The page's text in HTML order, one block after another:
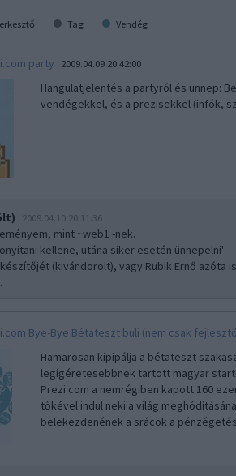
Tag Vendég
party 2009.04.09 20:42:00
Hangulatjelentés a partyról és ünnep:
vendégekkel, és a prezisekkel (infók,
2009.04.10 20:11:36
mint ~web1 -nek.
kellene, utána siker esetén ünnepelni'
készítőjét (kivándorolt), vagy Rubik Ernő azóta
Bye-Bye Bétateszt buli (nem csak
Hamarosan kipipálja a bétateszt
legígéretesebbnek tartott magyar
Prezi.com a nemrégiben kapott 160
tőkével indul neki a világ
belekezdenének a srácok a